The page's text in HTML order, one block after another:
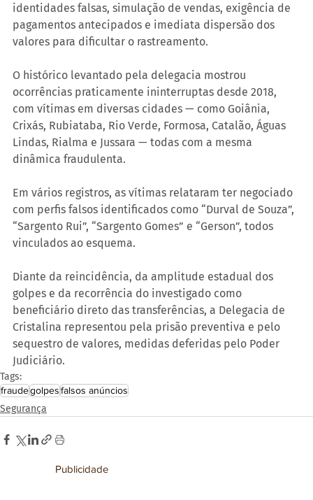
identidades falsas, simulação de vendas, exigência de
pagamentos antecipados e imediata dispersão dos
valores para dificultar o rastreamento.
O histórico levantado pela delegacia mostrou
ocorrências praticamente ininterruptas desde 2018,
com vítimas em diversas cidades — como Goiânia,
Crixás, Rubiataba, Rio Verde, Formosa, Catalão, Águas
Lindas, Rialma e Jussara — todas com a mesma
dinâmica fraudulenta.
Em vários registros, as vítimas relataram ter negociado
com perfis falsos identificados como “Durval de Souza”,
“Sargento Rui”, “Sargento Gomes” e “Gerson”, todos
vinculados ao esquema.
Diante da reincidência, da amplitude estadual dos
golpes e da recorrência do investigado como
beneficiário direto das transferências, a Delegacia de
Cristalina representou pela prisão preventiva e pelo
sequestro de valores, medidas deferidas pelo Poder
Judiciário.
Tags:
fraudegolpesfalsos anúncios
Segurança
Publicidade